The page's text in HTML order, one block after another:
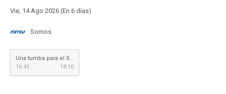
Vie, 14 Ago 2026 (En 6 días)
Somos
Una tumba para el Sheriff
16:45
18:10